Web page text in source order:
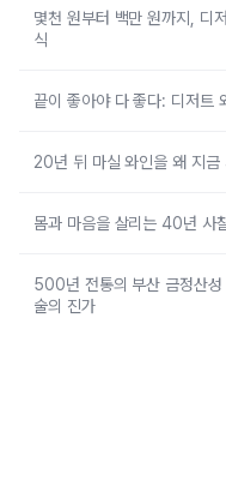
몇천 원부터 백만 원까지, 디
식
끝이 좋아야 다 좋다: 디저트
20년 뒤 마실 와인을 왜 지금
몸과 마음을 살리는 40년 사
500년 전통의 부산 금정산
술의 진가